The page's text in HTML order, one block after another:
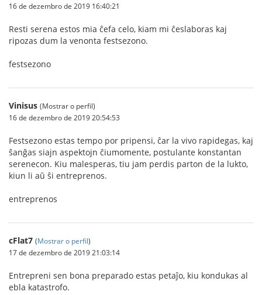
16 de dezembro de 2019 16:40:21
Resti serena estos mia ĉefa celo, kiam mi ĉeslaboras kaj
ripozas dum la venonta festsezono.
festsezono
Vinisus (Mostrar o perfil)
16 de dezembro de 2019 20:54:53
Festsezono estas tempo por pripensi, ĉar la vivo rapidegas, kaj
ŝanĝas siajn aspektojn ĉiumomente, postulante konstantan
serenecon. Kiu malesperas, tiu jam perdis parton de la lukto,
kiun li aŭ ŝi entreprenos.
entreprenos
cFlat7 (Mostrar o perfil)
17 de dezembro de 2019 21:03:14
Entrepreni sen bona preparado estas petaĵo, kiu kondukas al
ebla katastrofo.